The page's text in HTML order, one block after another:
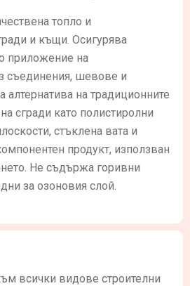
топло и
и къщи. Осигурява
приложение на
съединения, шевове и
алтернатива на традиционните
сгради като полистиролни
стъклена вата и
продукт, използван
Не съдържа горивни
за озоновия слой.
всички видове строителни